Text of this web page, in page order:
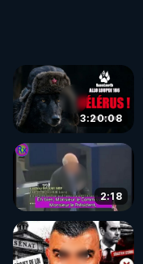
3:20:08
2:18